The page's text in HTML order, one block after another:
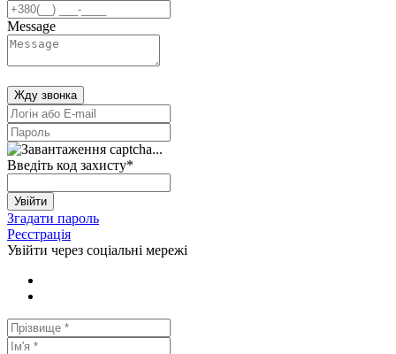
Message
Жду звонка
Введіть код захисту*
Увійти
Згадати пароль
Реєстрація
Увійти через соціальні мережі